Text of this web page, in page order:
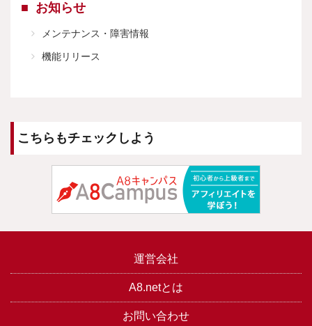
お知らせ
メンテナンス・障害情報
機能リリース
こちらもチェックしよう
運営会社
A8.netとは
お問い合わせ